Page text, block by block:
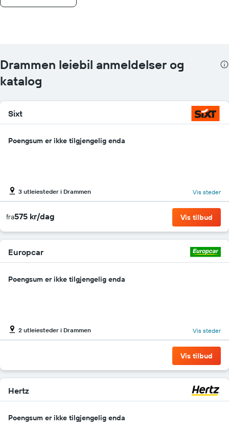
Drammen leiebil anmeldelser og
katalog
Sixt
Poengsum er ikke tilgjengelig enda
3 utleiesteder i Drammen Vis steder
fra575 kr/dag Vis tilbud
Europcar
Poengsum er ikke tilgjengelig enda
2 utleiesteder i Drammen Vis steder
Vis tilbud
Hertz
Poengsum er ikke tilgjengelig enda